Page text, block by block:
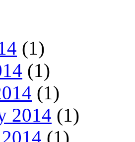
(1)
(1)
(1)
2014 (1)
(1)